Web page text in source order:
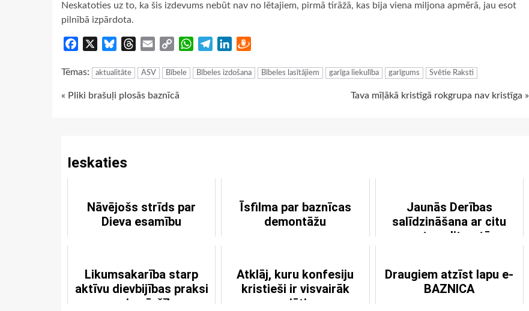
Neskatoties uz to, ka šis izdevums nebūt nav no lētajiem, pirmā tirāžā, kas bija viena miljona apmērā, jau esot
pilnībā izpārdota.
Facebook BlueskyThreads
Email
Copy
WhatsApp
TelegramLinkedIn
Tēmas: aktualitāte ASV Bībele Bībeles izdošana Bībeles lasītājiem garīga liekulība garīgums Svētie Raksti
Continue
« Pliki brašuļi plosās baznīcā Tava mīļākā kristīgā rokgrupa nav kristīga »
Ieskaties
Nāvējošs strīds par
Dieva esamību
Īsfilma par baznīcas
demontāžu
Jaunās Derības
salīdzināšana ar citu
senatnes literatūru
Likumsakarība starp
aktīvu dievbijības praksi
un aizmāršību
Atklāj, kuru konfesiju
kristieši ir visvairāk
vajātie
Draugiem atzīst lapu e-
BAZNICA